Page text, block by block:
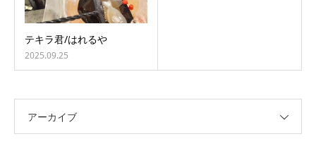
テキラ君/はれるや
2025.09.25
アーカイブ